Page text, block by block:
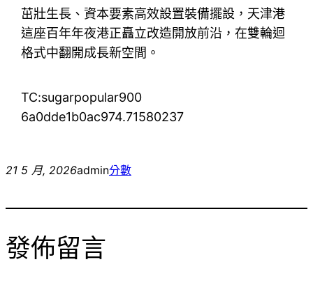
茁壯生長、資本要素高效設置裝備擺設，天津港
這座百年年夜港正矗立改造開放前沿，在雙輪迴
格式中翻開成長新空間。
TC:sugarpopular900
6a0dde1b0ac974.71580237
21 5 月, 2026admin分數
發佈留言